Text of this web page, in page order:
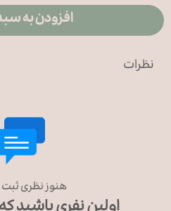
افزودن به
نظرات
هنوز نظری